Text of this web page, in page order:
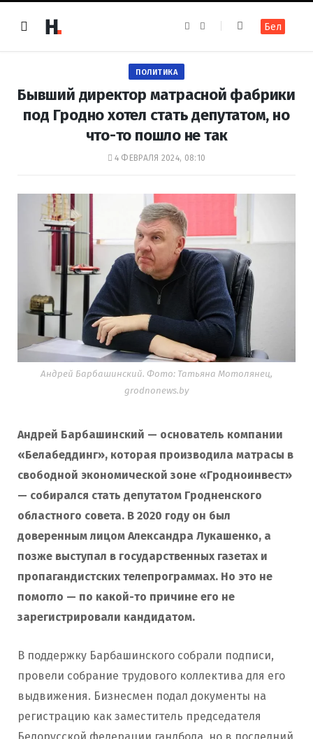
e
k
t
a
m
Бел
ПОЛИТИКА
Бывший директор матрасной фабрики
под Гродно хотел стать депутатом, но
что-то пошло не так
4 ФЕВРАЛЯ 2024, 08:10
Андрей Барбашинский. Фото: Татьяна Мотолянец,
grodnonews.by
Андрей Барбашинский — основатель компании
«Белабеддинг», которая производила матрасы в
свободной экономической зоне «Гродноинвест»
— собирался стать депутатом Гродненского
областного совета. В 2020 году он был
доверенным лицом Александра Лукашенко, а
позже выступал в государственных газетах и
пропагандистских телепрограммах. Но это не
помогло — по какой-то причине его не
зарегистрировали кандидатом.
В поддержку Барбашинского собрали подписи,
провели собрание трудового коллектива для его
выдвижения. Бизнесмен подал документы на
регистрацию как заместитель председателя